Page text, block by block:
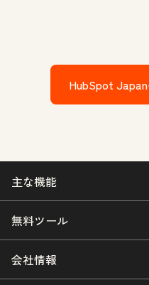
HubSpot
主な機能
無料ツール
会社情報